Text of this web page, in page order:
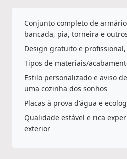
Conjunto completo de
bancada, pia, torneira e
Design gratuito e
Tipos de materiais/
Estilo personalizado e aviso
uma cozinha dos sonhos
Placas à prova d'água e
Qualidade estável e rica
exterior